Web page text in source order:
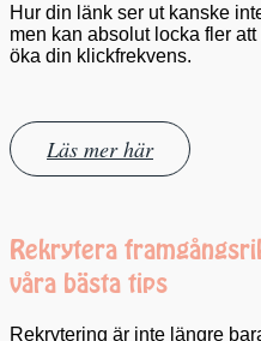
Hur din länk ser ut kanske
men kan absolut locka fler
öka din klickfrekvens.
Läs mer här
Rekrytera
våra bästa tips
Rekrytering är inte längre